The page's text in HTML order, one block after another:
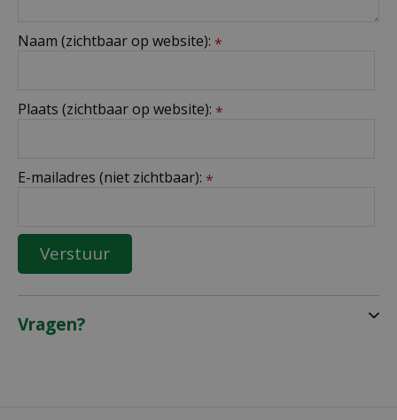
Naam (zichtbaar op website): *
Plaats (zichtbaar op website): *
E-mailadres (niet zichtbaar): *
Vragen?